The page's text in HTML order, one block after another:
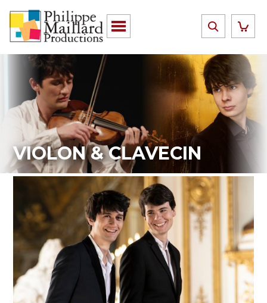
VIOLON & CLAVECIN